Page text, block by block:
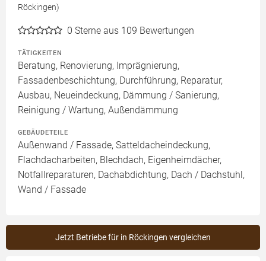
Röckingen)
0 Sterne aus 109 Bewertungen
TÄTIGKEITEN
Beratung, Renovierung, Imprägnierung,
Fassadenbeschichtung, Durchführung, Reparatur,
Ausbau, Neueindeckung, Dämmung / Sanierung,
Reinigung / Wartung, Außendämmung
GEBÄUDETEILE
Außenwand / Fassade, Satteldacheindeckung,
Flachdacharbeiten, Blechdach, Eigenheimdächer,
Notfallreparaturen, Dachabdichtung, Dach / Dachstuhl,
Wand / Fassade
Jetzt Betriebe für in Röckingen vergleichen